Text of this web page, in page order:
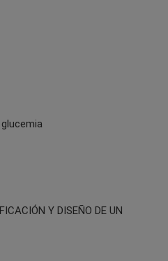
Y DISEÑO DE UN